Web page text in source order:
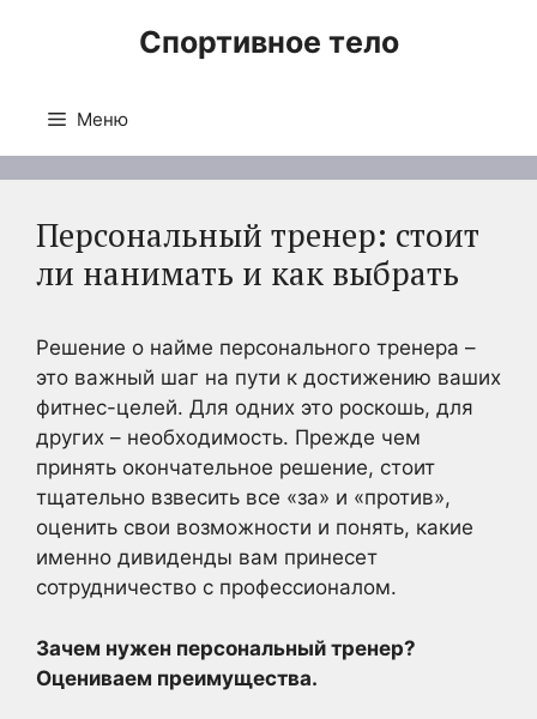
Спортивное тело
Меню
Персональный тренер: стоит
ли нанимать и как выбрать
Решение о найме персонального тренера –
это важный шаг на пути к достижению ваших
фитнес-целей. Для одних это роскошь, для
других – необходимость. Прежде чем
принять окончательное решение, стоит
тщательно взвесить все «за» и «против»,
оценить свои возможности и понять, какие
именно дивиденды вам принесет
сотрудничество с профессионалом.
Зачем нужен персональный тренер?
Оцениваем преимущества.